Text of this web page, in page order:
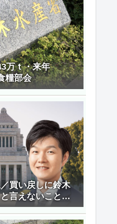
万ｔ・来年
糧部会
買い戻しに鈴木
言えないことが
送り支援は申請